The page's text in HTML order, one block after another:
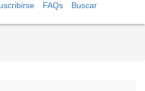
FAQs Buscar